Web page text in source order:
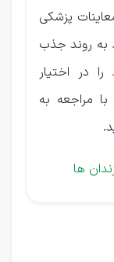
پزشکی
به روند جذب
را در اختیار
با مراجعه به
ها